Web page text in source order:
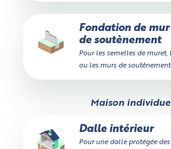
Fondation de
de soutènement
Pour les semelles de
ou les murs de soutènement.
Maison
Dalle intérieur
Pour une dalle protégée